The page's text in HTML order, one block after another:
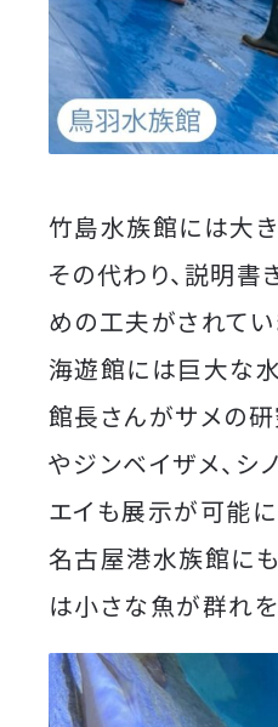
竹島水族館には大
その代わり、説明書
めの工夫がされてい
海遊館には巨大な水
館長さんがサメの研
やジンベイザメ、シ
エイも展示が可能に
名古屋港水族館に
は小さな魚が群れを